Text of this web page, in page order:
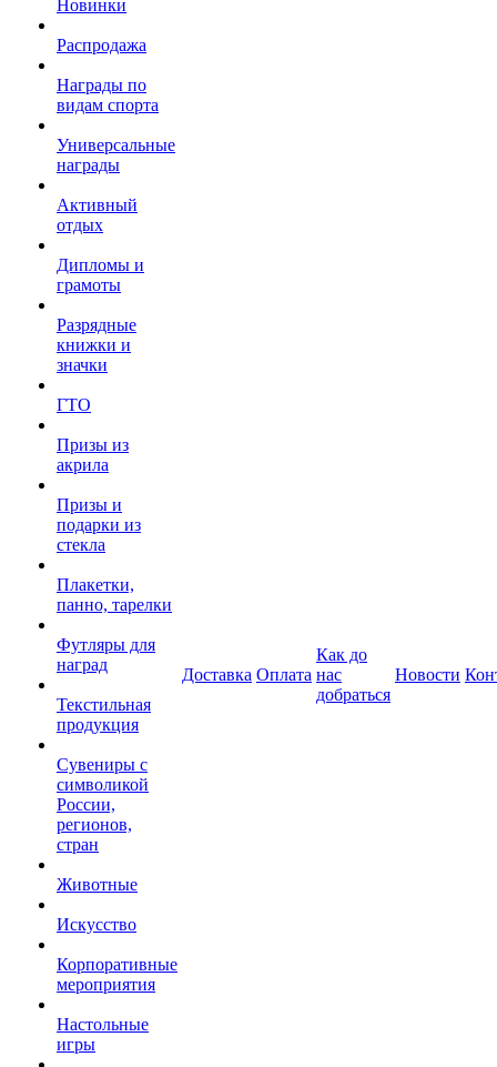
Новинки
Распродажа
Награды по
видам спорта
Универсальные
награды
Активный
отдых
Дипломы и
грамоты
Разрядные
книжки и
значки
ГТО
Призы из
акрила
Призы и
подарки из
стекла
Плакетки,
панно, тарелки
Футляры для
наград
Текстильная
продукция
Сувениры с
символикой
России,
регионов,
стран
Животные
Искусство
Корпоративные
мероприятия
Настольные
игры
Доставка Оплата
Как до
нас
добраться
Новости